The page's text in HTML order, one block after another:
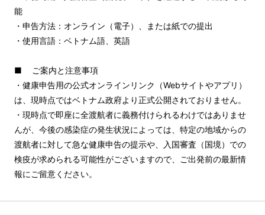
能
・申告方法：オンライン（電子）、または紙での提出
・使用言語：ベトナム語、英語
■ ご案内と注意事項
・健康申告用の公式オンラインリンク（Webサイトやアプリ）
は、現時点ではベトナム政府より正式公開されておりません。
・現時点で即座に全渡航者に義務付けられるわけではありませ
んが、今後の感染症の発生状況によっては、特定の地域からの
渡航者に対して急な健康申告の提示や、入国審査（国境）での
検疫が求められる可能性がございますので、ご出発前の最新情
報にご留意ください。